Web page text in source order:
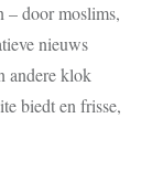
– door moslims,
nieuws
andere klok
biedt en frisse,